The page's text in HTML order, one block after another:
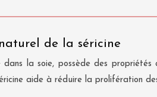
de la séricine
dans la soie, possède des
aide à réduire la prolifération